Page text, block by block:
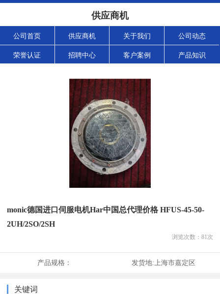
供应商机
公司首页 供应商机 关于我们 公司动态
荣誉认证 招聘中心 客户案例 产品知识
monic德国进口伺服电机Har中国总代理价格 HFUS-45-50-
2UH/2SO/2SH
浏览次数： 81次
产品规格： 发货地: 上海市嘉定区
关键词